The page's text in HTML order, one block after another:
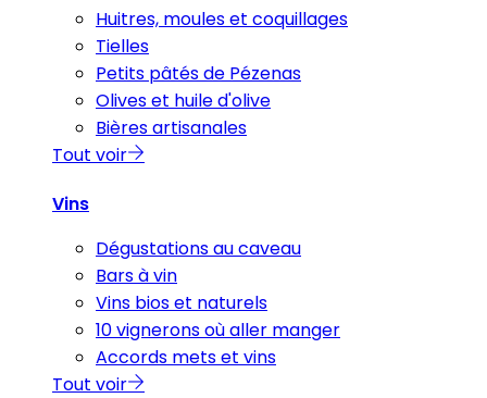
Huitres, moules et coquillages
Tielles
Petits pâtés de Pézenas
Olives et huile d'olive
Bières artisanales
Tout voir
Vins
Dégustations au caveau
Bars à vin
Vins bios et naturels
10 vignerons où aller manger
Accords mets et vins
Tout voir